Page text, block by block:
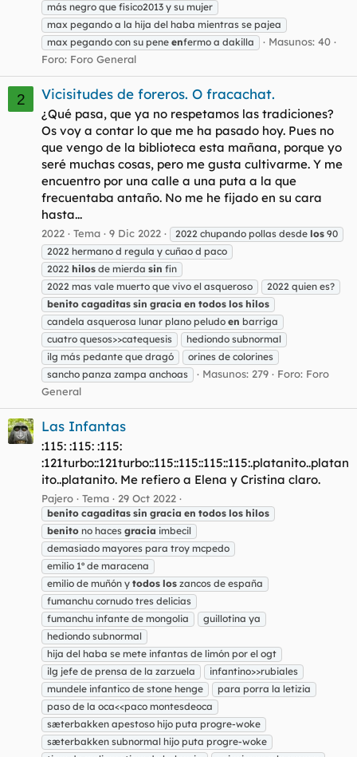
más negro que fisico2013 y su mujer
max pegando a la hija del haba mientras se pajea
max pegando con su pene enfermo a dakilla
Masunos: 40
Foro: Foro General
2 Vicisitudes de foreros. O fracachat.
¿Qué pasa, que ya no respetamos las tradiciones?
Os voy a contar lo que me ha pasado hoy. Pues no
que vengo de la biblioteca esta mañana, porque yo
seré muchas cosas, pero me gusta cultivarme. Y me
encuentro por una calle a una puta a la que
frecuentaba antaño. No me he fijado en su cara
hasta...
2022 Tema 9 Dic 2022 2022 chupando pollas desde los 90
2022 hermano d regula y cuñao d paco
2022 hilos de mierda sin fin
2022 mas vale muerto que vivo el asqueroso
2022 quien es?
benito cagaditas sin gracia en todos los hilos
candela asquerosa lunar plano peludo en barriga
cuatro quesos>>catequesis
hediondo subnormal
ilg más pedante que dragó
orines de colorines
sancho panza zampa anchoas
Masunos: 279 Foro: Foro
General
Las Infantas
:115: :115: :115:
:121turbo::121turbo::115::115::115::115:.platanito..platan
ito..platanito. Me refiero a Elena y Cristina claro.
Pajero Tema 29 Oct 2022
benito cagaditas sin gracia en todos los hilos
benito no haces gracia imbecil
demasiado mayores para troy mcpedo
emilio 1º de maracena
emilio de muñón y todos los zancos de españa
fumanchu cornudo tres delicias
fumanchu infante de mongolia
guillotina ya
hediondo subnormal
hija del haba se mete infantas de limón por el ogt
ilg jefe de prensa de la zarzuela
infantino>>rubiales
mundele infantico de stone henge
para porra la letizia
paso de la oca<<paco montesdeoca
sæterbakken apestoso hijo puta progre-woke
sæterbakken subnormal hijo puta progre-woke